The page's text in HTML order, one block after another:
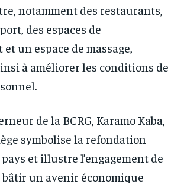
notamment des restaurants,
des espaces de
un espace de massage,
à améliorer les conditions de
de la BCRG, Karamo Kaba,
symbolise la refondation
et illustre l’engagement de
un avenir économique